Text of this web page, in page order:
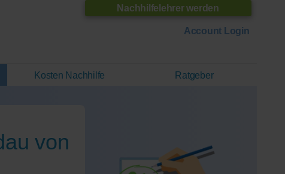
Nachhilfelehrer werden
Account Login
Kosten Nachhilfe Ratgeber
von